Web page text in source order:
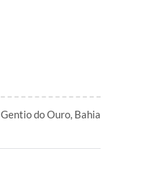
Gentio do Ouro, Bahia